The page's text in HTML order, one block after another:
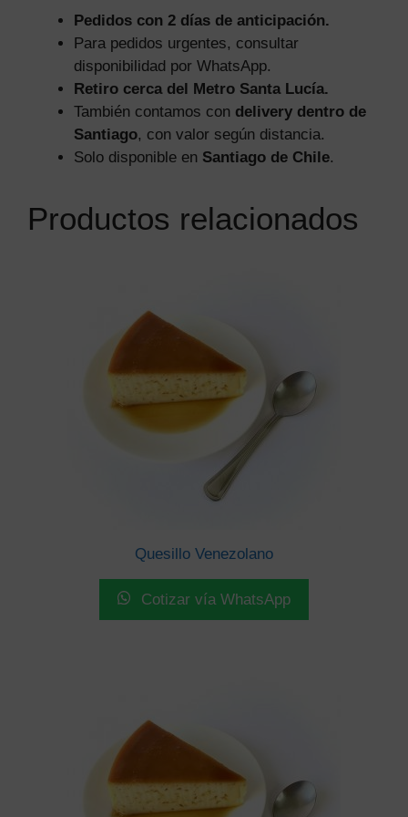
Pedidos con 2 días de anticipación.
Para pedidos urgentes, consultar
disponibilidad por WhatsApp.
Retiro cerca del Metro Santa Lucía.
También contamos con delivery dentro de
Santiago, con valor según distancia.
Solo disponible en Santiago de Chile.
Productos relacionados
Quesillo Venezolano
Cotizar vía WhatsApp